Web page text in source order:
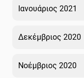
Ιανουάριος 2021
Δεκέμβριος 2020
Νοέμβριος 2020